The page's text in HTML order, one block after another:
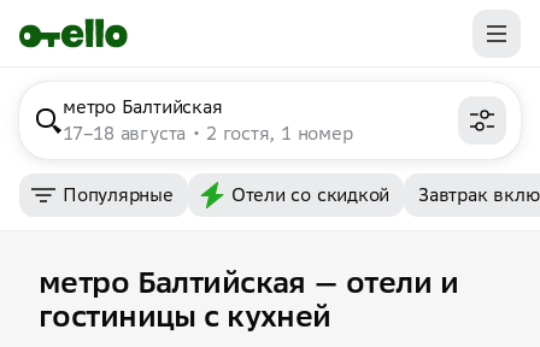
метро Балтийская
17–18 августа
2 гостя, 1 номер
Популярные Отели со скидкой Завтрак
метро Балтийская — отели и
гостиницы с кухней